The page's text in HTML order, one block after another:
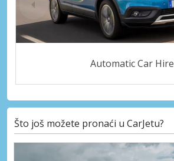
Automatic Car Hire
Što još možete pronaći u CarJetu?